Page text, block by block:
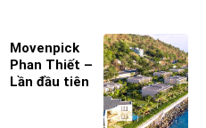
Movenpick
Phan Thiết –
Lần đầu tiên